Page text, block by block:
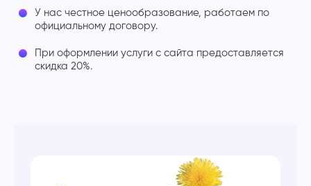
У нас честное ценообразование, работаем по
официальному договору.
При оформлении услуги с сайта предоставляется
скидка 20%.